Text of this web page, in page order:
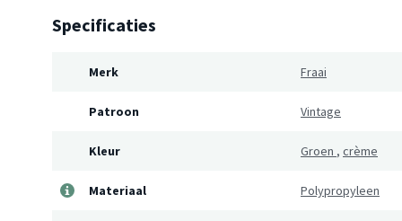
Specificaties
Merk Fraai
Patroon Vintage
Kleur Groen , crème
Materiaal Polypropyleen